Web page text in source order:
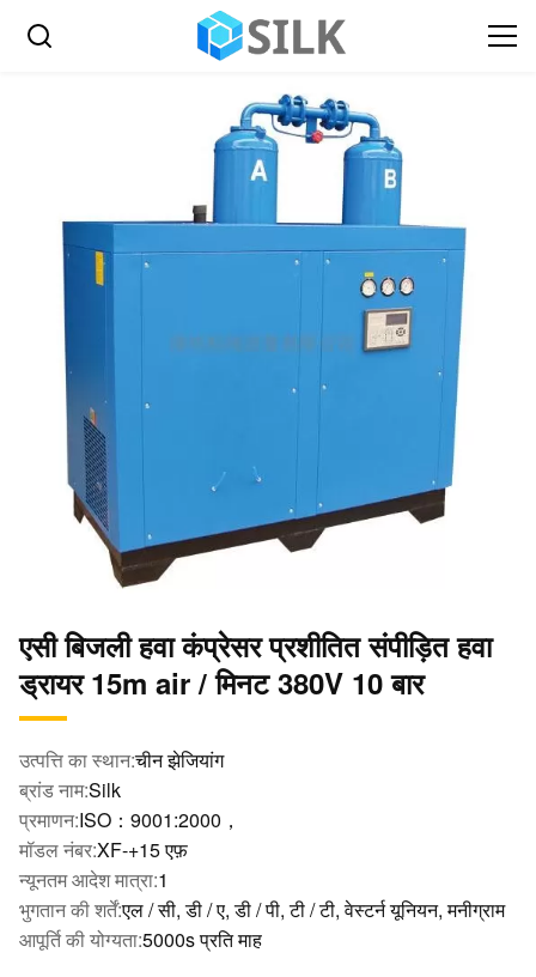
एसी बिजली हवा कंप्रेसर प्रशीतित संपीड़ित हवा
ड्रायर 15m air / मिनट 380V 10 बार
उत्पत्ति का स्थान:चीन झेजियांग
ब्रांड नाम:Silk
प्रमाणन:ISO：9001:2000，
मॉडल नंबर:XF-+15 एफ़
न्यूनतम आदेश मात्रा:1
भुगतान की शर्तें:एल / सी, डी / ए, डी / पी, टी / टी, वेस्टर्न यूनियन, मनीग्राम
आपूर्ति की योग्यता:5000s प्रति माह